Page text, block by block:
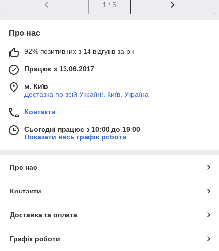
1 / 5
Про нас
92% позитивних з 14 відгуків за рік
Працює з 13.06.2017
м. Київ
Доставка по всій Україні!, Київ, Україна
Контакти
Сьогодні працює з 10:00 до 19:00
Показати весь графік роботи
Про нас
Контакти
Доставка та оплата
Графік роботи